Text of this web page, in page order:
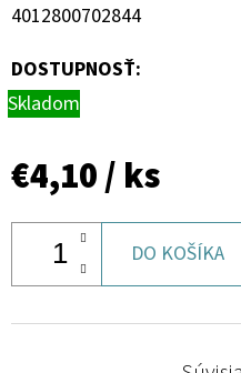
4012800702844
DOSTUPNOSŤ:
Skladom
€4,10/ ks
DO KOŠÍKA